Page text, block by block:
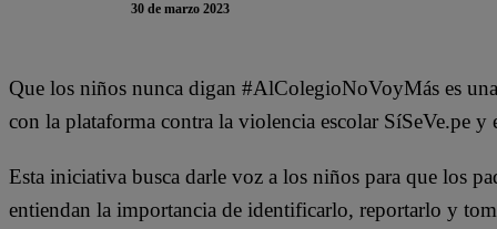
30 de marzo 2023
Que los niños nunca digan #AlColegioNoVoyMás es
con la plataforma contra la violencia escolar SíSeVe.pe
Esta iniciativa busca darle voz a los niños para que los
entiendan la importancia de identificarlo, reportarlo y